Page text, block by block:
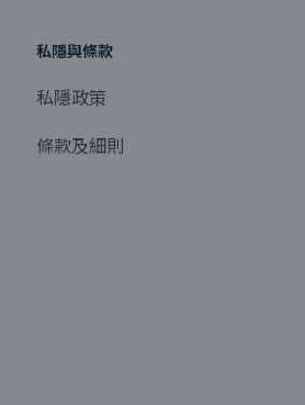
私隱與條款
私隱政策
條款及細則